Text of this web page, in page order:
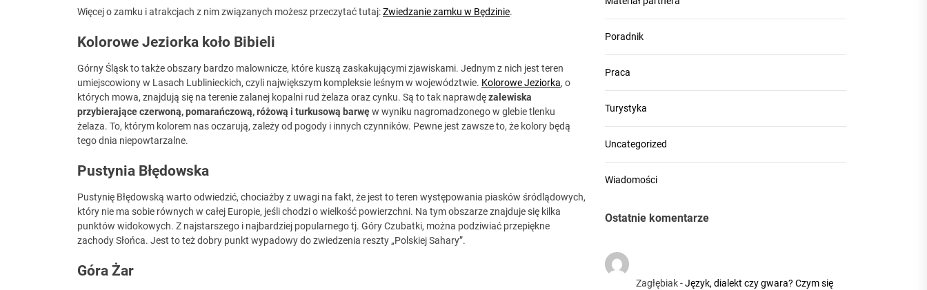
Więcej o zamku i atrakcjach z nim związanych możesz przeczytać tutaj:Zwiedzanie zamku w Będzinie.
Kolorowe Jeziorka koło Bibieli
Górny Śląsk to także obszary bardzo malownicze, które kuszą zaskakującymi zjawiskami. Jednym z nich jest teren
umiejscowiony w Lasach Lublinieckich, czyli największym kompleksie leśnym w województwie. Kolorowe Jeziorka, o
których mowa, znajdują się na terenie zalanej kopalni rud żelaza oraz cynku. Są to tak naprawdęzalewiska
przybierające czerwoną, pomarańczową, różową i turkusową barwęw wyniku nagromadzonego w glebie tlenku
żelaza. To, którym kolorem nas oczarują, zależy od pogody i innych czynników. Pewne jest zawsze to, że kolory będą
tego dnia niepowtarzalne.
Pustynia Błędowska
Pustynię Błędowską warto odwiedzić, chociażby z uwagi na fakt, że jest to teren występowania piasków śródlądowych,
który nie ma sobie równych w całej Europie, jeśli chodzi o wielkość powierzchni. Na tym obszarze znajduje się kilka
punktów widokowych. Z najstarszego i najbardziej popularnego tj. Góry Czubatki, można podziwiać przepiękne
zachody Słońca. Jest to też dobry punkt wypadowy do zwiedzenia reszty „Polskiej Sahary”.
Góra Żar
Poradnik
Praca
Turystyka
Uncategorized
Wiadomości
Ostatnie komentarze
Zagłębiak-Język, dialekt czy gwara? Czym się